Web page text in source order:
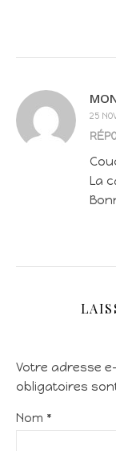
25
La
Votre adresse
obligatoires
Nom *